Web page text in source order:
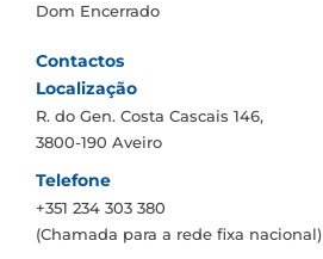
Dom Encerrado
Contactos
Localização
R. do Gen. Costa Cascais 146,
3800-190 Aveiro
Telefone
+351 234 303 380
(Chamada para a rede fixa nacional)